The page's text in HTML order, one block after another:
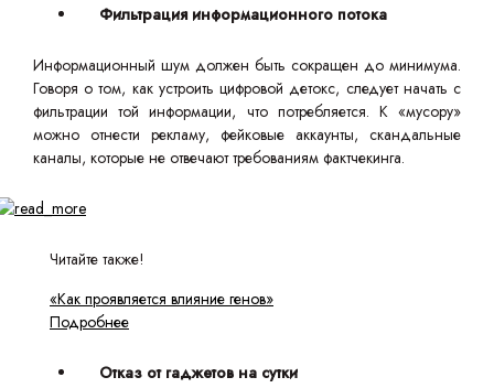
Фильтрация информационного потока
Информационный шум должен быть сокращен до минимума.
Говоря о том, как устроить цифровой детокс, следует начать с
фильтрации той информации, что потребляется. К «мусору»
можно отнести рекламу, фейковые аккаунты, скандальные
каналы, которые не отвечают требованиям фактчекинга.
Читайте также!
«Как проявляется влияние генов»
Подробнее
Отказ от гаджетов на сутки